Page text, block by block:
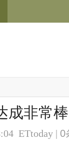
成非常
ETtoday | 0